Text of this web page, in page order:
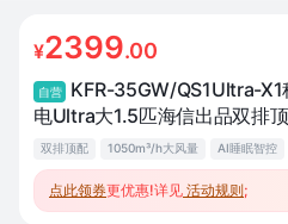
¥2399.00
自营
KFR-35GW/QS1Ultra-
电Ultra大1.5匹海信出品双排
用冷暖AI除湿世界杯定制空调
Ultra天花板空调热卖
双排顶配 1050m³/h大风量 AI睡眠智控
点此领券更优惠!详见 活动规则;
●跨品类套购返至高500元补贴、赚